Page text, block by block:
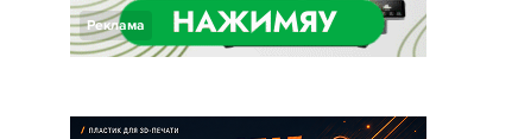
Реклама